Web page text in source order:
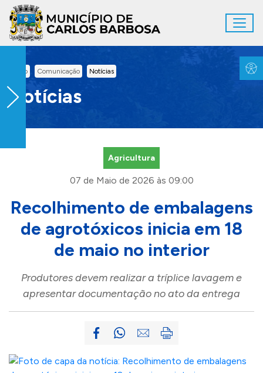
Ir para conteúdo principal
Inicio Comunicação Notícias
Notícias
Agricultura
07 de Maio de 2026 às 09:00
Recolhimento de embalagens
de agrotóxicos inicia em 18
de maio no interior
Produtores devem realizar a tríplice lavagem e
apresentar documentação no ato da entrega